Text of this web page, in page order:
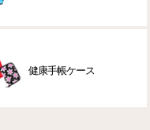
健康手帳ケース